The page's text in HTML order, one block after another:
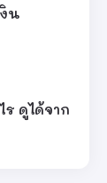
น
ร ดูได้จาก